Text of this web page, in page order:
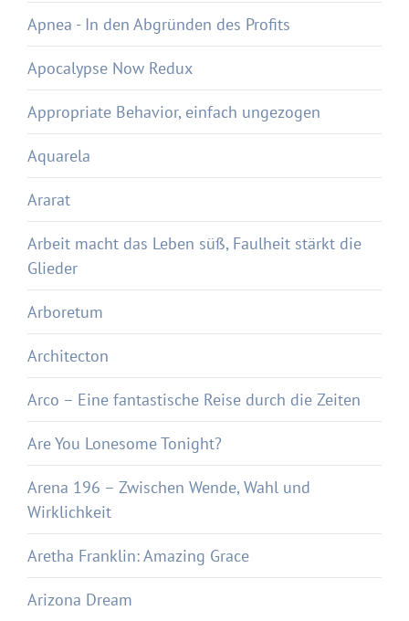
Apnea - In den Abgründen des Profits
Apocalypse Now Redux
Appropriate Behavior, einfach ungezogen
Aquarela
Ararat
Arbeit macht das Leben süß, Faulheit stärkt die
Glieder
Arboretum
Architecton
Arco – Eine fantastische Reise durch die Zeiten
Are You Lonesome Tonight?
Arena 196 – Zwischen Wende, Wahl und
Wirklichkeit
Aretha Franklin: Amazing Grace
Arizona Dream